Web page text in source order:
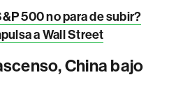
500 no para de subir?
a Wall Street
China bajo